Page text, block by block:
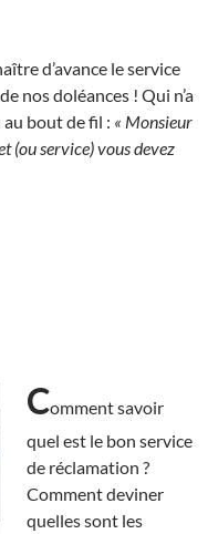
d’avance le service
nos doléances ! Qui n’a
bout de fil : « Monsieur
(ou service) vous devez
Comment savoir
quel est le bon service
de réclamation ?
Comment deviner
quelles sont les